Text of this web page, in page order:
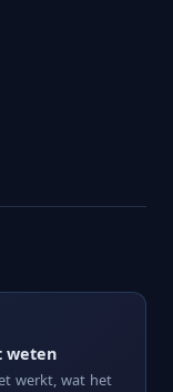
weten
werkt, wat het